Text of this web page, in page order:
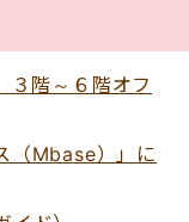
３階～６階オフ
（Mbase）」に